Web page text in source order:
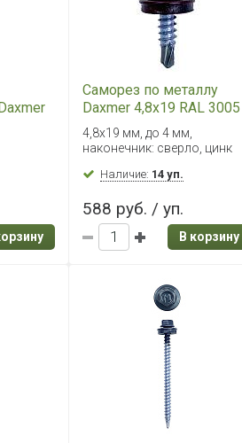
Саморез по металлу
Daxmer 4,8х19 RAL 3005
(250 шт) сверло №2
4,8х19 мм, до 4 мм,
наконечник: сверло, цинк
Наличие: 14 уп.
588 руб. / уп.
В корзину